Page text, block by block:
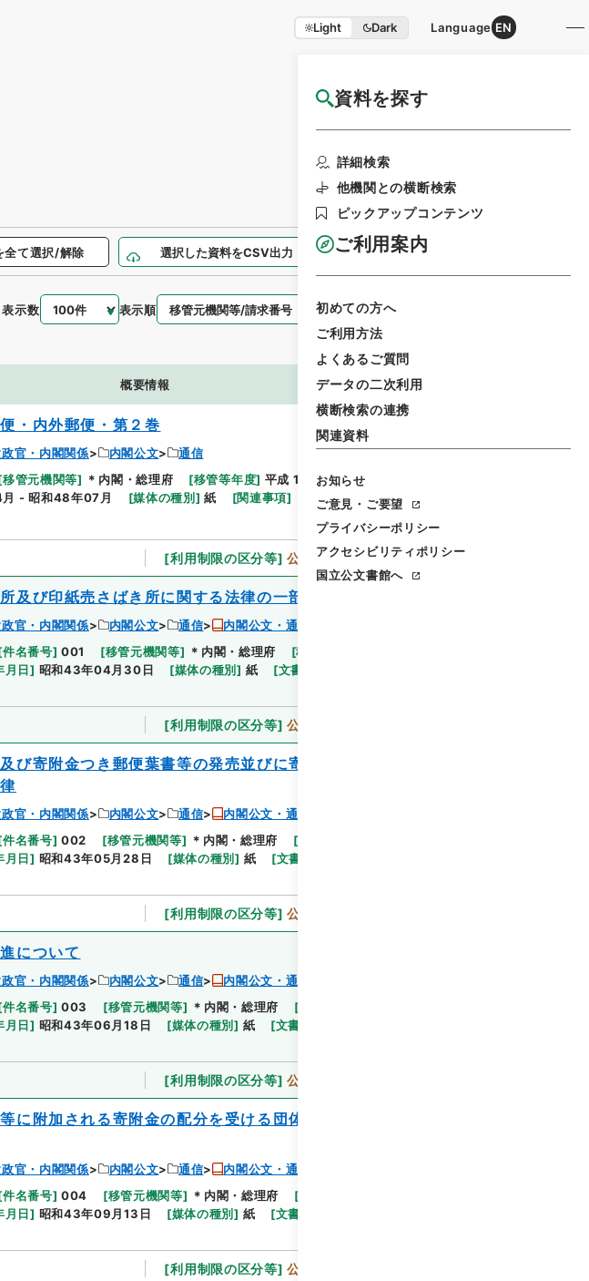
Light Dark Language EN
資料を探す
詳細検索
他機関との横断検索
ピックアップコンテンツ
ご利用案内
初めての方へ
ご利用方法
よくあるご質問
データの二次利用
横断検索の連携
関連資料
お知らせ
ご意見・ご要望
プライバシーポリシー
アクセシビリティポリシー
国立公文書館へ
国立公文書館HP利用案内
全て選択/解除 選択した資料をCSV出力 選択した資料を利用請求
表示数 表示順 表示スタイル
概要情報
・内外郵便・第２巻
官・内閣関係 内閣公文
通信
移管元機関等] ＊内閣・総理府 [移管等年度] 平成 11 [作成・取得者
- 昭和48年07月 [媒体の種別 ] 紙 [関連事項]
[利用制限の区分等] 公開
及び印紙売さばき所に関する法律の一部を改正する法律
官・内閣関係 内閣公文 通信
内閣公文・通信・郵便・内外郵便・第２巻
件名番号] 001 [移管元機関等] ＊内閣・総理府 [移管等年度
月日] 昭和43年04月30日 [媒体の種別] 紙 [文書番号
[利用制限の区分等] 公開
び寄附金つき郵便葉書等の発売並びに寄附金の処理に関する法律
官・内閣関係 内閣公文 通信
内閣公文・通信・郵便・内外郵便・第２巻
件名番号] 002 [移管元機関等] ＊内閣・総理府 [
月日] 昭和43年05月28日 [媒体の種別] 紙 [文書番号
[利用制限の区分等] 公開
について
官・内閣関係 内閣公文 通信
内閣公文・通信・郵便・内外郵便・第２巻
件名番号] 003 [移管元機関等] ＊内閣・総理府 [
月日] 昭和43年06月18日 [媒体の種別] 紙 [文書番号
[利用制限の区分等] 公開
に附加される寄附金の配分を受ける団体の指定に関する政令の一
官・内閣関係 内閣公文 通信
内閣公文・通信・郵便・内外郵便・第２巻
件名番号] 004 [移管元機関等] ＊内閣・総理府 [
月日] 昭和43年09月13日 [媒体の種別] 紙 [文書番号
[利用制限の区分等] 公開